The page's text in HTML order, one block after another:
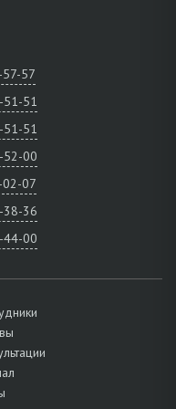
и активного
улицу со всеми
числе обмен. Звоните
57
51-51
51-51
52-00
07
38-36
44-00